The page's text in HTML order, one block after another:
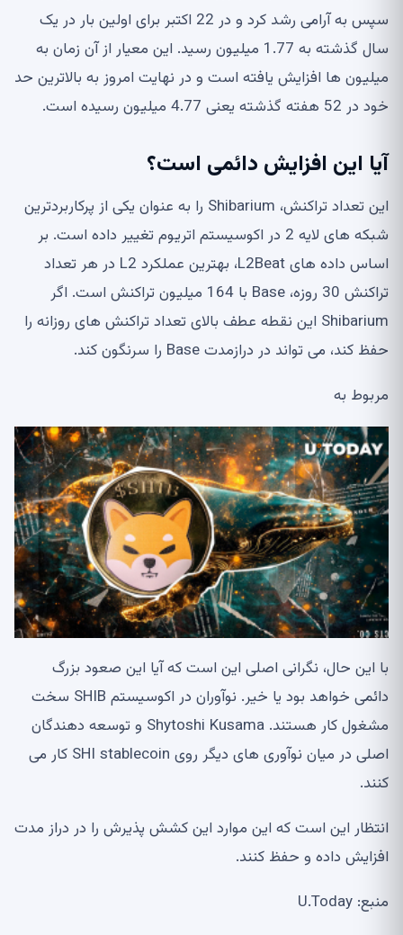
سپس به آرامی رشد کرد و در 22 اکتبر برای اولین بار در یک
سال گذشته به 1.77 میلیون رسید. این معیار از آن زمان به
میلیون ها افزایش یافته است و در نهایت امروز به بالاترین حد
خود در 52 هفته گذشته یعنی 4.77 میلیون رسیده است.
آیا این افزایش دائمی است؟
این تعداد تراکنش، Shibarium را به عنوان یکی از پرکاربردترین
شبکه های لایه 2 در اکوسیستم اتریوم تغییر داده است. بر
اساس داده های L2Beat، بهترین عملکرد L2 در هر تعداد
تراکنش 30 روزه، Base با 164 میلیون تراکنش است. اگر
Shibarium این نقطه عطف بالای تعداد تراکنش های روزانه را
حفظ کند، می تواند در درازمدت Base را سرنگون کند.
مربوط به
با این حال، نگرانی اصلی این است که آیا این صعود بزرگ
دائمی خواهد بود یا خیر. نوآوران در اکوسیستم SHIB سخت
مشغول کار هستند. Shytoshi Kusama و توسعه دهندگان
اصلی در میان نوآوری های دیگر روی SHI stablecoin کار می
کنند.
انتظار این است که این موارد این کشش پذیرش را در دراز مدت
افزایش داده و حفظ کنند.
منبع: U.Today